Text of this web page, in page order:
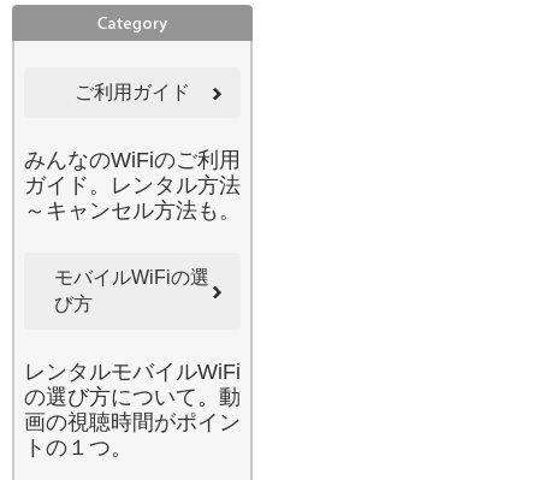
性は避けて通れない課題で
す。みんなのWi-Fiのレンタ
が強固に暗号化されている
クを最小限に抑えられま
す。パスワードなしの公衆
Wi-Fiに潜む危険からデバイ
スを守り、安心してネット
うことができます。万が
一、接続が不安定になった
したカスタマーサポートが
迅速に対応いたします。通
信トラブルの際も一人で悩
む必要はありません。セキ
ご利用ガイド
みんなのWiFiのご利用
ガイド。レンタル方法
～キャンセル方法も。
モバイルWiFiの選
び方
レンタルモバイルWiFi
の選び方について。動
画の視聴時間がポイン
トの１つ。